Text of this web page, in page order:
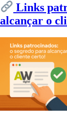
Links
alcançar o